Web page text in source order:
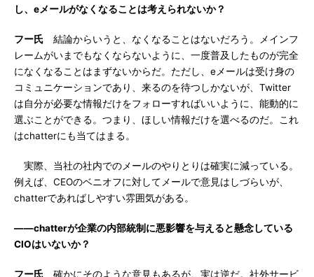
し、eメールがなくなることは考えられないか？
フー氏 結論からいうと、なくなることはないだろう。メインフ
レームがいまでもなくならないように、一度普及したものが完全
になくなることはまずないからだ。ただし、eメールは受け身の
コミュニケーションであり、来るのを待つしかないが、Twitter
は自分が必要な情報だけをフォローすればいいように、能動的に
選ぶことができる。つまり、ほしい情報だけを選べるのだ。これ
はchatterにも当てはまる。
実際、当社の社内でのメールのやりとりは確実に減っている。
例えば、CEOのベニオフに対してメールで意見はしづらいが、
chatterであればしやすい雰囲気がある。
――chatterが企業の内部統制に悪影響を与えると懸念している
CIOはいないか？
フー氏 確かにそのような意見もあるが、実は逆だ。社外サービ